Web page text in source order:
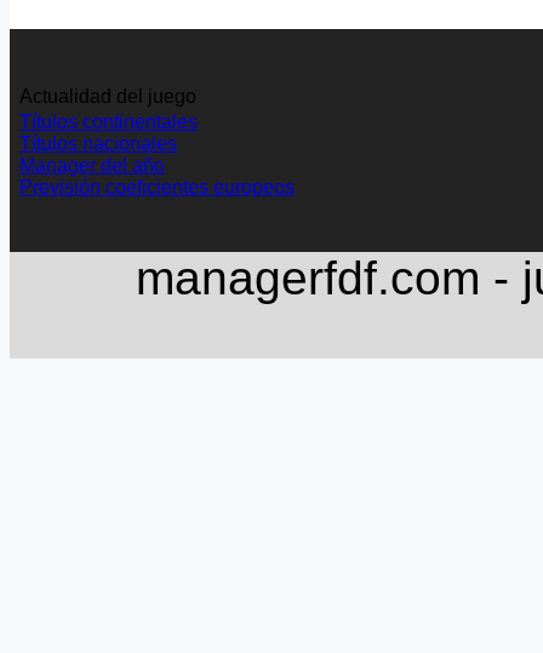
Actualidad del juego
Títulos continentales
Títulos nacionales
Manager del año
Previsión coeficientes europeos
managerfdf.com -